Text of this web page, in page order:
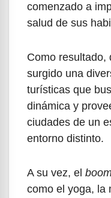
comenzado a
salud de sus
Como resultado,
surgido una
turísticas que
dinámica y
ciudades de un
entorno distinto.
A su vez, el
como el yoga, la